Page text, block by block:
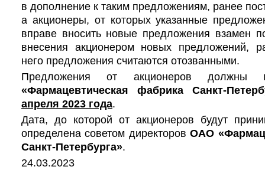
в дополнение к таким предложениям, ранее
а акционеры, от которых указанные
вправе вносить новые предложения взамен
внесения акционером новых предложений,
него предложения считаются отозванными.
Предложения от акционеров
«Фармацевтическая фабрика Санкт-
апреля 2023 года.
Дата, до которой от акционеров будут
определена советом директоровОАО
Санкт-Петербурга».
24.03.2023